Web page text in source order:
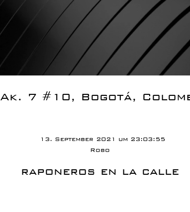
Ak. 7 #10, Bogotá,
13. September 2021 um 23:03:55
Robo
raponeros en la calle